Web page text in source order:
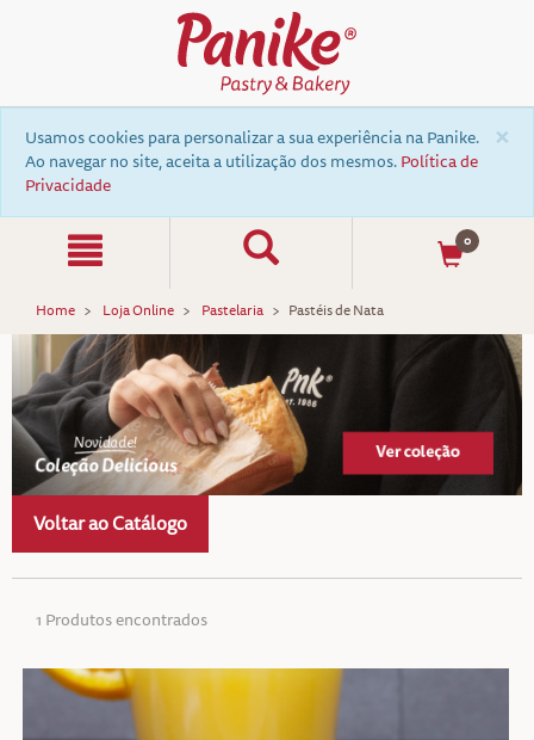
×
Usamos cookies para personalizar a sua experiência na Panike.
Ao navegar no site, aceita a utilização dos mesmos. Política de
Privacidade
0
Home Loja Online Pastelaria Pastéis de Nata
Voltar ao Catálogo
1 Produtos encontrados